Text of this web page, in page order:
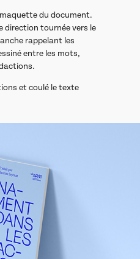
du document.
direction tournée vers le
rappelant les
entre les mots,
et coulé le texte